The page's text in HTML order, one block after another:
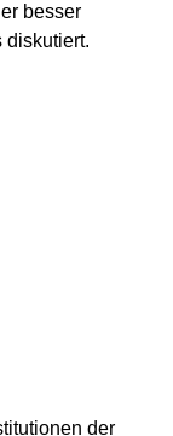
besser
diskutiert.
der